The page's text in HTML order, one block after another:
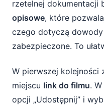
rzetelnej dokumentacji
opisowe, które
czego dotyczą dowody
zabezpieczone. To
W pierwszej kolejności
miejscu link do filmu.
opcji „Udostępnij” i